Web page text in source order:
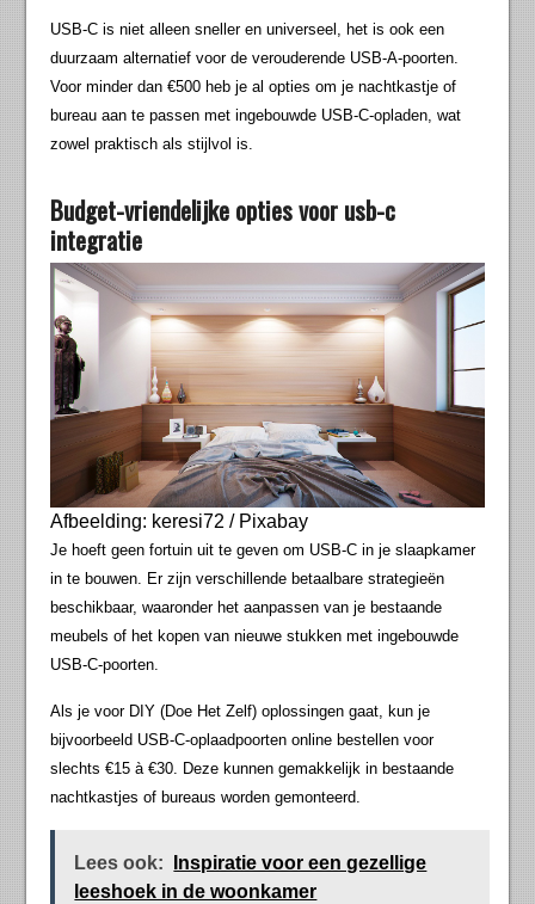
USB-C is niet alleen sneller en universeel, het is ook een
duurzaam alternatief voor de verouderende USB-A-poorten.
Voor minder dan €500 heb je al opties om je nachtkastje of
bureau aan te passen met ingebouwde USB-C-opladen, wat
zowel praktisch als stijlvol is.
Budget-vriendelijke opties voor usb-c
integratie
Afbeelding: keresi72 / Pixabay
Je hoeft geen fortuin uit te geven om USB-C in je slaapkamer
in te bouwen. Er zijn verschillende betaalbare strategieën
beschikbaar, waaronder het aanpassen van je bestaande
meubels of het kopen van nieuwe stukken met ingebouwde
USB-C-poorten.
Als je voor DIY (Doe Het Zelf) oplossingen gaat, kun je
bijvoorbeeld USB-C-oplaadpoorten online bestellen voor
slechts €15 à €30. Deze kunnen gemakkelijk in bestaande
nachtkastjes of bureaus worden gemonteerd.
Lees ook:
Inspiratie voor een gezellige
leeshoek in de woonkamer